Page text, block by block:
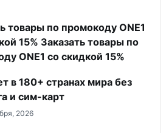
товары по промокоду ONE1
товары по
ONE1 со скидкой 15%
в 180+ странах мира без
и сим-карт
2026